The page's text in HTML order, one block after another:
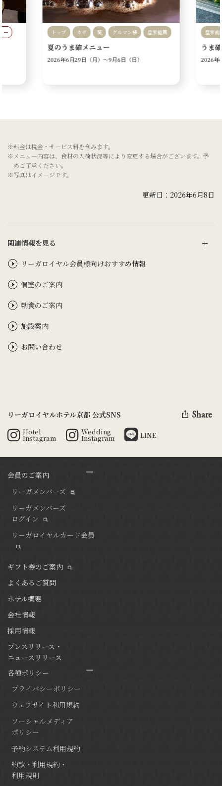
ー
トップ カザ 葵 グルマン橘
皇家龍鳳
西洋料理
鉄板焼 中国料理
ビュッフェ
ファミリー
お子様連れ
夏のうま確メニュー
2026年6月29日（月）〜9月6日（日）
皇家龍
ご友人
うま
2026年
※料金は税金・サービス料を含みます。
※メニュー内容は、食材の入荷状況等により変更する場合がございます。予
めご了承ください。
※写真はイメージです。
更新日：2026年6月8日
関連情報を見る
リーガロイヤル会員様向けおすすめ情報
個室のご案内
朝食のご案内
施設案内
お問い合わせ
リーガロイヤルホテル京都 公式SNS
Hotel
Instagram
Wedding
Instagram LINE
Share
会員のご案内
リーガメンバーズ
リーガメンバーズ
ログイン
リーガロイヤルカード会員
ギフト券のご案内
よくあるご質問
ホテル概要
会社情報
採用情報
プレスリリース・
ニュースリリース
各種ポリシー
プライバシーポリシー
ウェブサイト利用規約
ソーシャルメディア
ポリシー
予約システム利用規約
約款・利用規約・
利用規則